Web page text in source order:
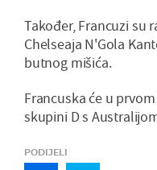
Također, Francuzi su
Chelseaja N'Gola
butnog mišića.
Francuska će u
skupini D s
PODIJELI